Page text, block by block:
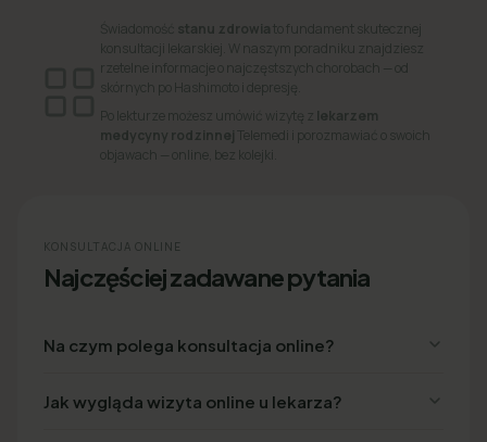
Świadomość stanu zdrowia to fundament skutecznej
konsultacji lekarskiej. W naszym poradniku znajdziesz
rzetelne informacje o najczęstszych chorobach — od
skórnych po Hashimoto i depresję.
Po lekturze możesz umówić wizytę z lekarzem
medycyny rodzinnej Telemedi i porozmawiać o swoich
objawach — online, bez kolejki.
KONSULTACJA ONLINE
Najczęściej zadawane pytania
Na czym polega konsultacja online?
Jak wygląda wizyta online u lekarza?